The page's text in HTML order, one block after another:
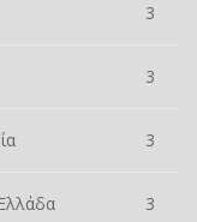
3
3
3
3